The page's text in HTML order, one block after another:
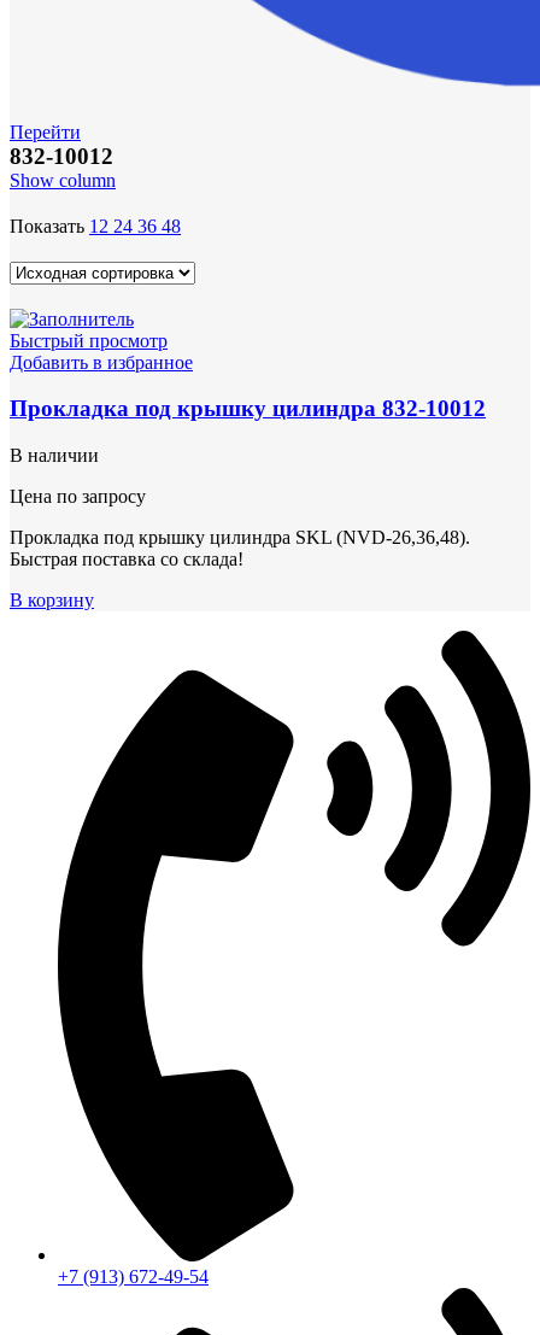
Перейти
832-10012
Show column
Показать 12 24 36 48
Быстрый просмотр
Добавить в избранное
Прокладка под крышку цилиндра 832-10012
В наличии
Цена по запросу
Прокладка под крышку цилиндра SKL (NVD-26,36,48).
Быстрая поставка со склада!
В корзину
+7 (913) 672-49-54